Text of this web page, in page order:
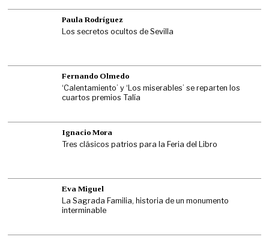
Paula Rodríguez
Los secretos ocultos de Sevilla
Fernando Olmedo
‘Calentamiento’ y ‘Los miserables’ se reparten los
cuartos premios Talía
Ignacio Mora
Tres clásicos patrios para la Feria del Libro
Eva Miguel
La Sagrada Familia, historia de un monumento
interminable